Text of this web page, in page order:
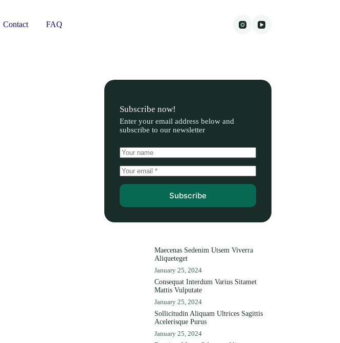
Contact FAQ
Subscribe now!
Enter your email address below and
subscribe to our newsletter
Subscribe
Maecenas Sedenim Utsem Viverra
Aliqueteget
January 25, 2024
Consequat Interdum Varius Sitamet
Mattis Vulputate
January 25, 2024
Sollicitudin Aliquam Ultrices Sagittis
Acelerisque Purus
January 25, 2024